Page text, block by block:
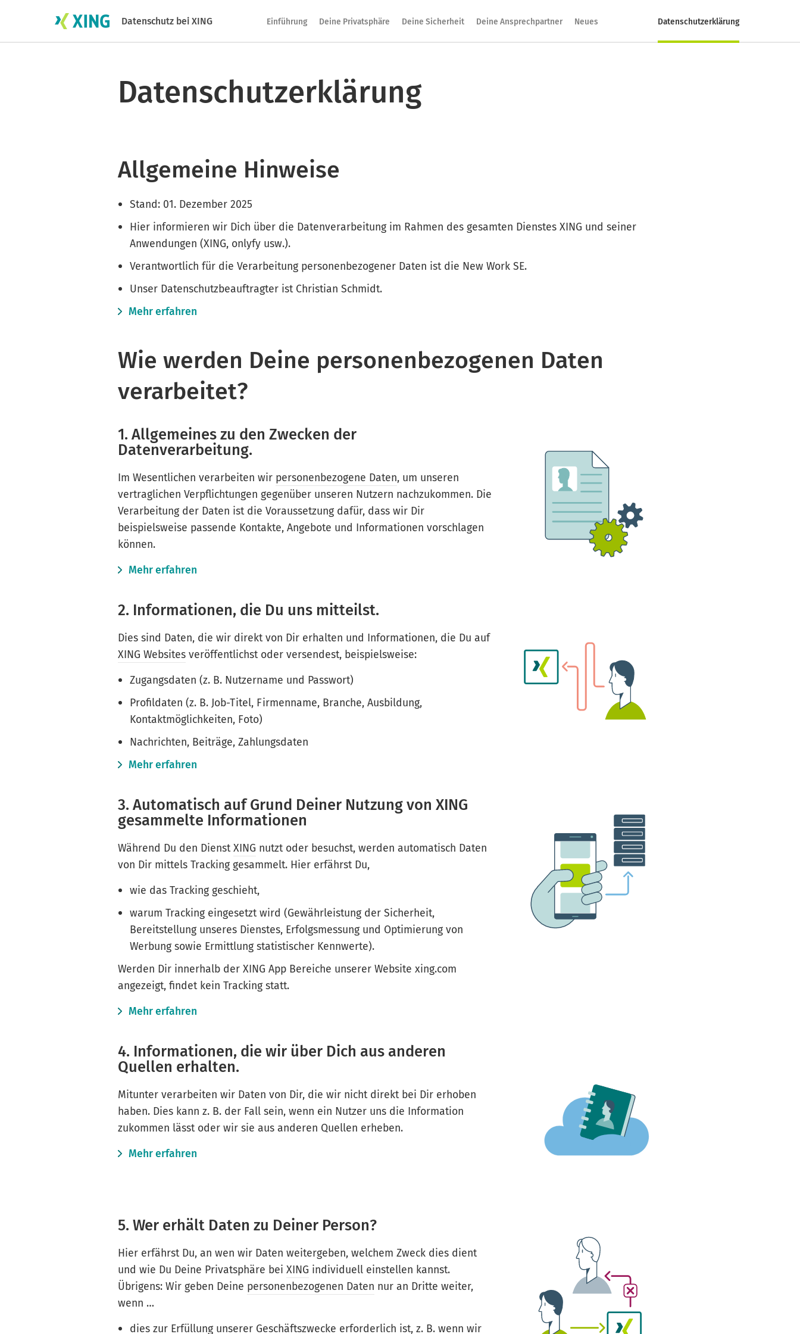
Datenschutz bei XING Einführung Deine Privatsphäre Deine Sicherheit Deine Ansprechpartner Neues Datenschutzerklärung
Datenschutzerklärung
Allgemeine Hinweise
Stand: 01. Dezember 2025
Hier informieren wir Dich über die Datenverarbeitung im Rahmen des gesamten Dienstes XING und seiner
Anwendungen (XING, onlyfy usw.).
Verantwortlich für die Verarbeitung personenbezogener Daten ist die New Work SE.
Unser Datenschutzbeauftragter ist Christian Schmidt.
Mehr erfahren
Wie werden Deine personenbezogenen Daten
verarbeitet?
1. Allgemeines zu den Zwecken der
Datenverarbeitung.
Im Wesentlichen verarbeiten wir personenbezogene Daten, um unseren
vertraglichen Verpflichtungen gegenüber unseren Nutzern nachzukommen. Die
Verarbeitung der Daten ist die Voraussetzung dafür, dass wir Dir
beispielsweise passende Kontakte, Angebote und Informationen vorschlagen
können.
Mehr erfahren
2. Informationen, die Du uns mitteilst.
Dies sind Daten, die wir direkt von Dir erhalten und Informationen, die Du auf
XING Websitesveröffentlichst oder versendest, beispielsweise:
Zugangsdaten (z. B. Nutzername und Passwort)
Profildaten (z. B. Job-Titel, Firmenname, Branche, Ausbildung,
Kontaktmöglichkeiten, Foto)
Nachrichten, Beiträge, Zahlungsdaten
Mehr erfahren
3. Automatisch auf Grund Deiner Nutzung von XING
gesammelte Informationen
Während Du den DienstXING nutzt oder besuchst, werden automatisch Daten
von Dir mittels Tracking gesammelt. Hier erfährst Du,
wie das Tracking geschieht,
warum Tracking eingesetzt wird (Gewährleistung der Sicherheit,
Bereitstellung unseres Dienstes, Erfolgsmessung und Optimierung von
Werbung sowie Ermittlung statistischer Kennwerte).
Werden Dir innerhalb der XING App Bereiche unserer Website xing.com
angezeigt, findet kein Tracking statt.
Mehr erfahren
4. Informationen, die wir über Dich aus anderen
Quellen erhalten.
Mitunter verarbeiten wir Daten von Dir, die wir nicht direkt bei Dir erhoben
haben. Dies kann z. B. der Fall sein, wenn ein Nutzer uns die Information
zukommen lässt oder wir sie aus anderen Quellen erheben.
Mehr erfahren
5. Wer erhält Daten zu Deiner Person?
Hier erfährst Du, an wen wir Daten weitergeben, welchem Zweck dies dient
und wie Du Deine Privatsphäre bei XING individuell einstellen kannst.
Übrigens: Wir geben Deine personenbezogenen Daten nur an Dritte weiter,
wenn …
dies zur Erfüllung unserer Geschäftszwecke erforderlich ist, z. B. wenn wir